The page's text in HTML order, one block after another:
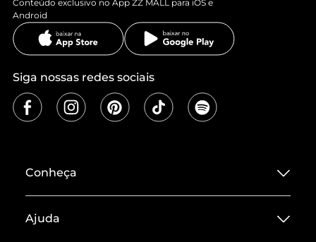
Conteúdo exclusivo no App ZZ MALL para iOS e
Android
Siga nossas redes sociais
Conheça
Termos de Uso
Ajuda